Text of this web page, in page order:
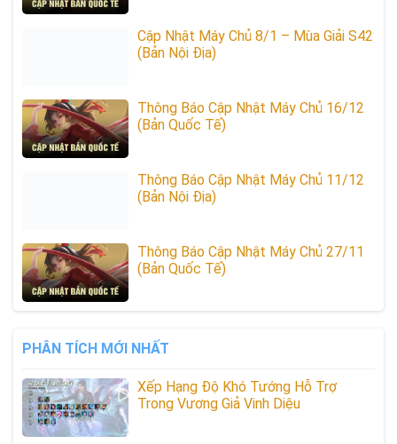
Cập Nhật Máy Chủ 8/1 – Mùa Giải S42
(Bản Nội Địa)
Thông Báo Cập Nhật Máy Chủ 16/12
(Bản Quốc Tế)
Thông Báo Cập Nhật Máy Chủ 11/12
(Bản Nội Địa)
Thông Báo Cập Nhật Máy Chủ 27/11
(Bản Quốc Tế)
PHÂN TÍCH MỚI NHẤT
Xếp Hạng Độ Khó Tướng Hỗ Trợ
Trong Vương Giả Vinh Diệu